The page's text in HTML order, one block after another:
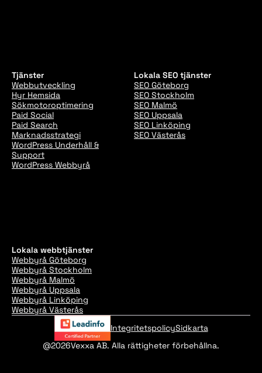
Tjänster
Webbutveckling
Hyr Hemsida
Sökmotoroptimering
Paid Social
Paid Search
Marknadsstrategi
WordPress Underhåll &
Support
WordPress Webbyrå
Lokala SEO tjänster
SEO Göteborg
SEO Stockholm
SEO Malmö
SEO Uppsala
SEO Linköping
SEO Västerås
Lokala webbtjänster
Webbyrå Göteborg
Webbyrå Stockholm
Webbyrå Malmö
Webbyrå Uppsala
Webbyrå Linköping
Webbyrå Västerås
IntegritetspolicySidkarta
@2026Vexxa AB. Alla rättigheter förbehållna.